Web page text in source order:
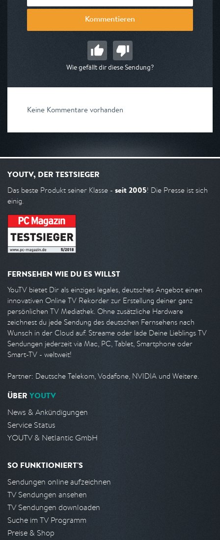
Kommentieren
Wie gefällt dir diese Sendung?
Keine Kommentare vorhanden
YOUTV, DER TESTSIEGER
Das beste Produkt seiner Klasse - seit 2005! Die Presse ist sich
einig.
FERNSEHEN WIE DU ES WILLST
YouTV bietet Dir als einziges legales, deutsches Angebot einen
innovativen Online TV Rekorder zur Erstellung deiner ganz
persönlichen TV Mediathek. Ohne zusätzliche Hardware
zeichnest du jede Sendung des deutschen Fernsehens nach
Wunsch in der Cloud auf. Streame oder lade Deine Lieblings TV
Sendungen jederzeit via Mac, PC, Tablet, Smartphone oder
Smart-TV - weltweit!
Partner: Deutsche Telekom, Vodafone, NVIDIA und Weitere.
ÜBER YOUTV
News & Ankündigungen
Service Status
YOUTV & Netlantic GmbH
SO FUNKTIONIERT'S
Sendungen online aufzeichnen
TV Sendungen ansehen
TV Sendungen downloaden
Suche im TV Programm
Preise & Shop